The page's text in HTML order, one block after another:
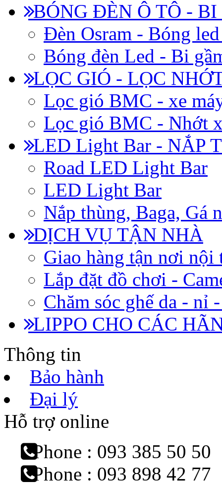
BÓNG ĐÈN Ô TÔ -
Đèn Osram - Bóng
Bóng đèn Led - Bi
LỌC GIÓ - LỌC
Lọc gió BMC - xe
Lọc gió BMC - Nhớt
LED Light Bar - NẮP
Road LED Light Bar
LED Light Bar
Nắp thùng, Baga, Gá
DỊCH VỤ TẬN NHÀ
Giao hàng tận nơi nội
Lắp đặt đồ chơi -
Chăm sóc ghế da - nỉ
LIPPO CHO CÁC
Thông tin
Bảo hành
Đại lý
Hỗ trợ online
Phone : 093 385 50 50
Phone : 093 898 42 77